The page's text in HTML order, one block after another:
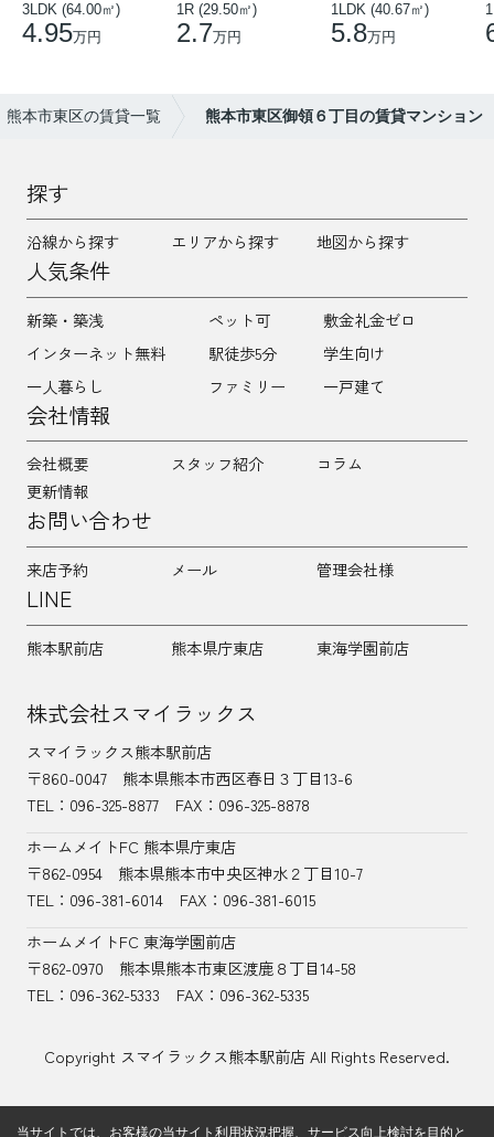
3LDK (64.00㎡)
4.95万円
1R (29.50㎡)
2.7万円
1LDK (40.67㎡)
5.8万円
熊本市東区の賃貸一覧 熊本市東区御領６丁目の賃貸マンション
探す
沿線から探す エリアから探す 地図から探す
人気条件
新築・築浅 ペット可
敷金礼金ゼロ
インターネット無料
駅徒歩5分
学生向け
一人暮らし
ファミリー 一戸建て
会社情報
会社概要 スタッフ紹介
コラム
更新情報
お問い合わせ
来店予約 メール 管理会社様
LINE
熊本駅前店 熊本県庁東店 東海学園前店
株式会社スマイラックス
スマイラックス熊本駅前店
〒860-0047
熊本県熊本市西区春日３丁目13-6
TEL： 096-325-8877
FAX：096-325-8878
ホームメイトFC 熊本県庁東店
〒862-0954
熊本県熊本市中央区神水２丁目10-7
TEL：096-381-6014
FAX：096-381-6015
ホームメイトFC 東海学園前店
〒862-0970
熊本県熊本市東区渡鹿８丁目14-58
TEL： 096-362-5333 FAX：096-362-5335
Copyright スマイラックス熊本駅前店 All Rights Reserved.
当サイトでは、お客様の当サイト利用状況把握、サービス向上検討を目的と